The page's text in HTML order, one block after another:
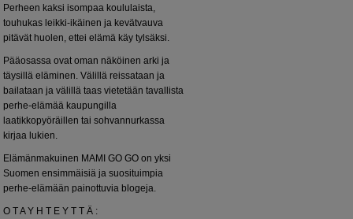
Perheen kaksi isompaa koululaista,
touhukas leikki-ikäinen ja kevätvauva
pitävät huolen, ettei elämä käy tylsäksi.
Pääosassa ovat oman näköinen arki ja
täysillä eläminen. Välillä reissataan ja
bailataan ja välillä taas vietetään tavallista
perhe-elämää kaupungilla
laatikkopyöräillen tai sohvannurkassa
kirjaa lukien.
Elämänmakuinen MAMI GO GO on yksi
Suomen ensimmäisiä ja suosituimpia
perhe-elämään painottuvia blogeja.
O T A Y H T E Y T T Ä :